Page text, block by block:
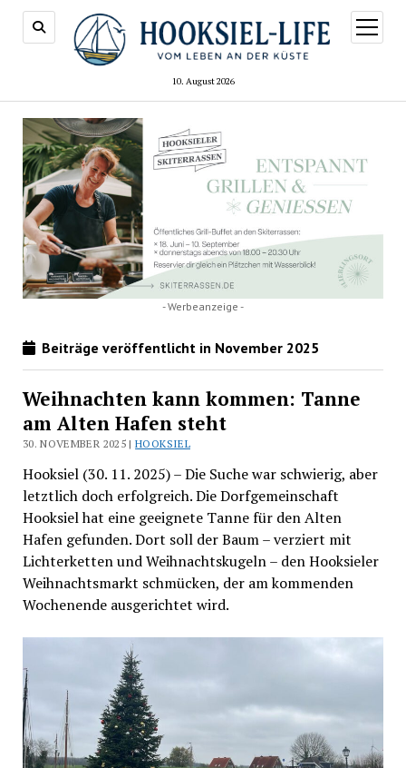
10. August 2026
Menü
öffnen
- Werbeanzeige -
Beiträge veröffentlicht in November 2025
Weihnachten kann kommen: Tanne
am Alten Hafen steht
30. NOVEMBER 2025 |HOOKSIEL
Hooksiel (30. 11. 2025) – Die Suche war schwierig, aber
letztlich doch erfolgreich. Die Dorfgemeinschaft
Hooksiel hat eine geeignete Tanne für den Alten
Hafen gefunden. Dort soll der Baum – verziert mit
Lichterketten und Weihnachtskugeln – den Hooksieler
Weihnachtsmarkt schmücken, der am kommenden
Wochenende ausgerichtet wird.